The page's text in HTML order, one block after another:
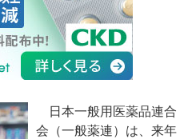
日本一般用医薬品連合
会（一般薬連）は、来年